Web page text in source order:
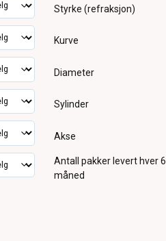
Styrke (refraksjon)
Kurve
Diameter
Sylinder
Akse
Antall pakker levert hver 6.
måned